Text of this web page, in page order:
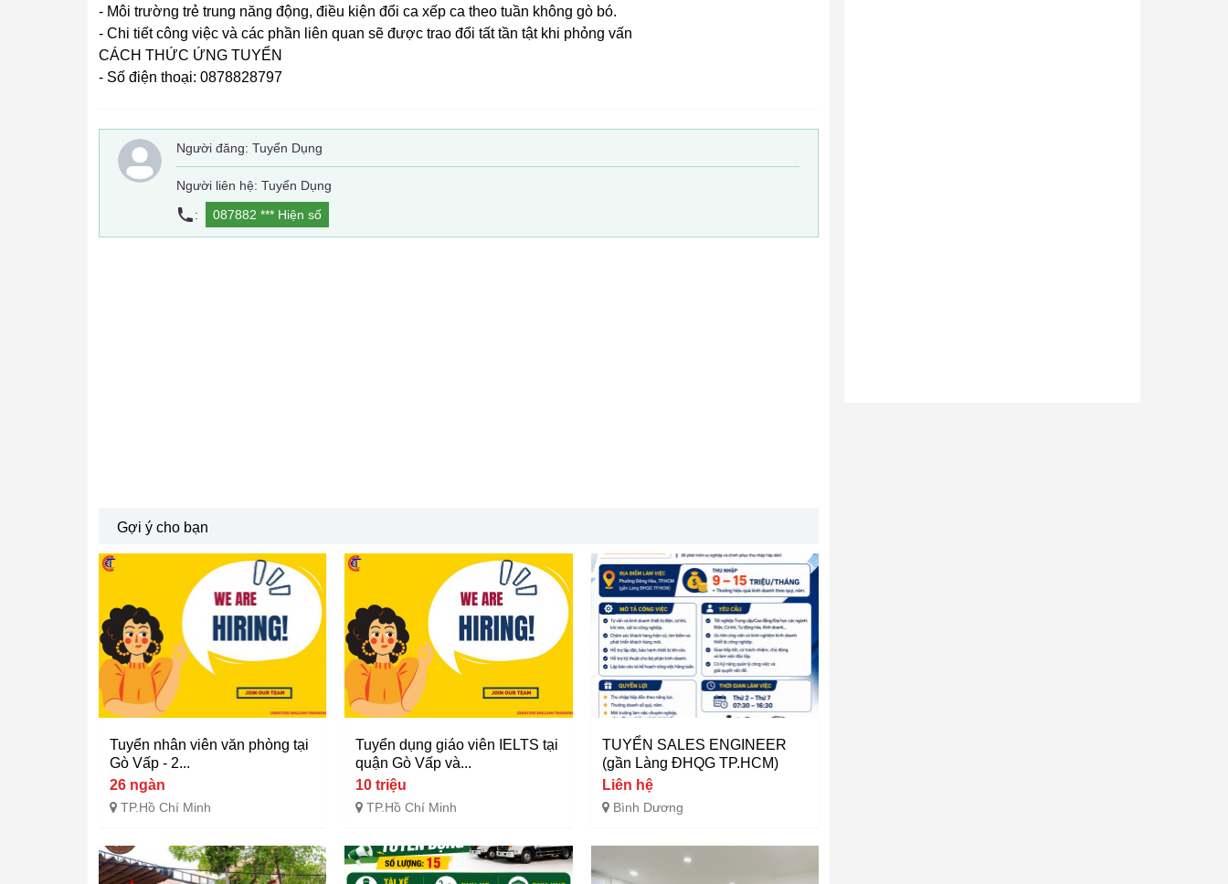
- Môi trường trẻ trung năng động, điều kiện đổi ca xếp ca theo tuần không gò bó.
- Chi tiết công việc và các phần liên quan sẽ được trao đổi tất tần tật khi phỏng vấn
CÁCH THỨC ỨNG TUYỂN
- Số điện thoại: 0878828797
Người đăng: Tuyển Dụng
Người liên hệ: Tuyển Dụng
:
087882 *** Hiện số
Gợi ý cho bạn
Tuyển nhân viên văn phòng tại
Gò Vấp - 2...
26 ngàn
TP.Hồ Chí Minh
Tuyển dụng giáo viên IELTS tại
quận Gò Vấp và...
10 triệu
TP.Hồ Chí Minh
TUYỂN SALES ENGINEER
(gần Làng ĐHQG TP.HCM)
Liên hệ
Bình Dương